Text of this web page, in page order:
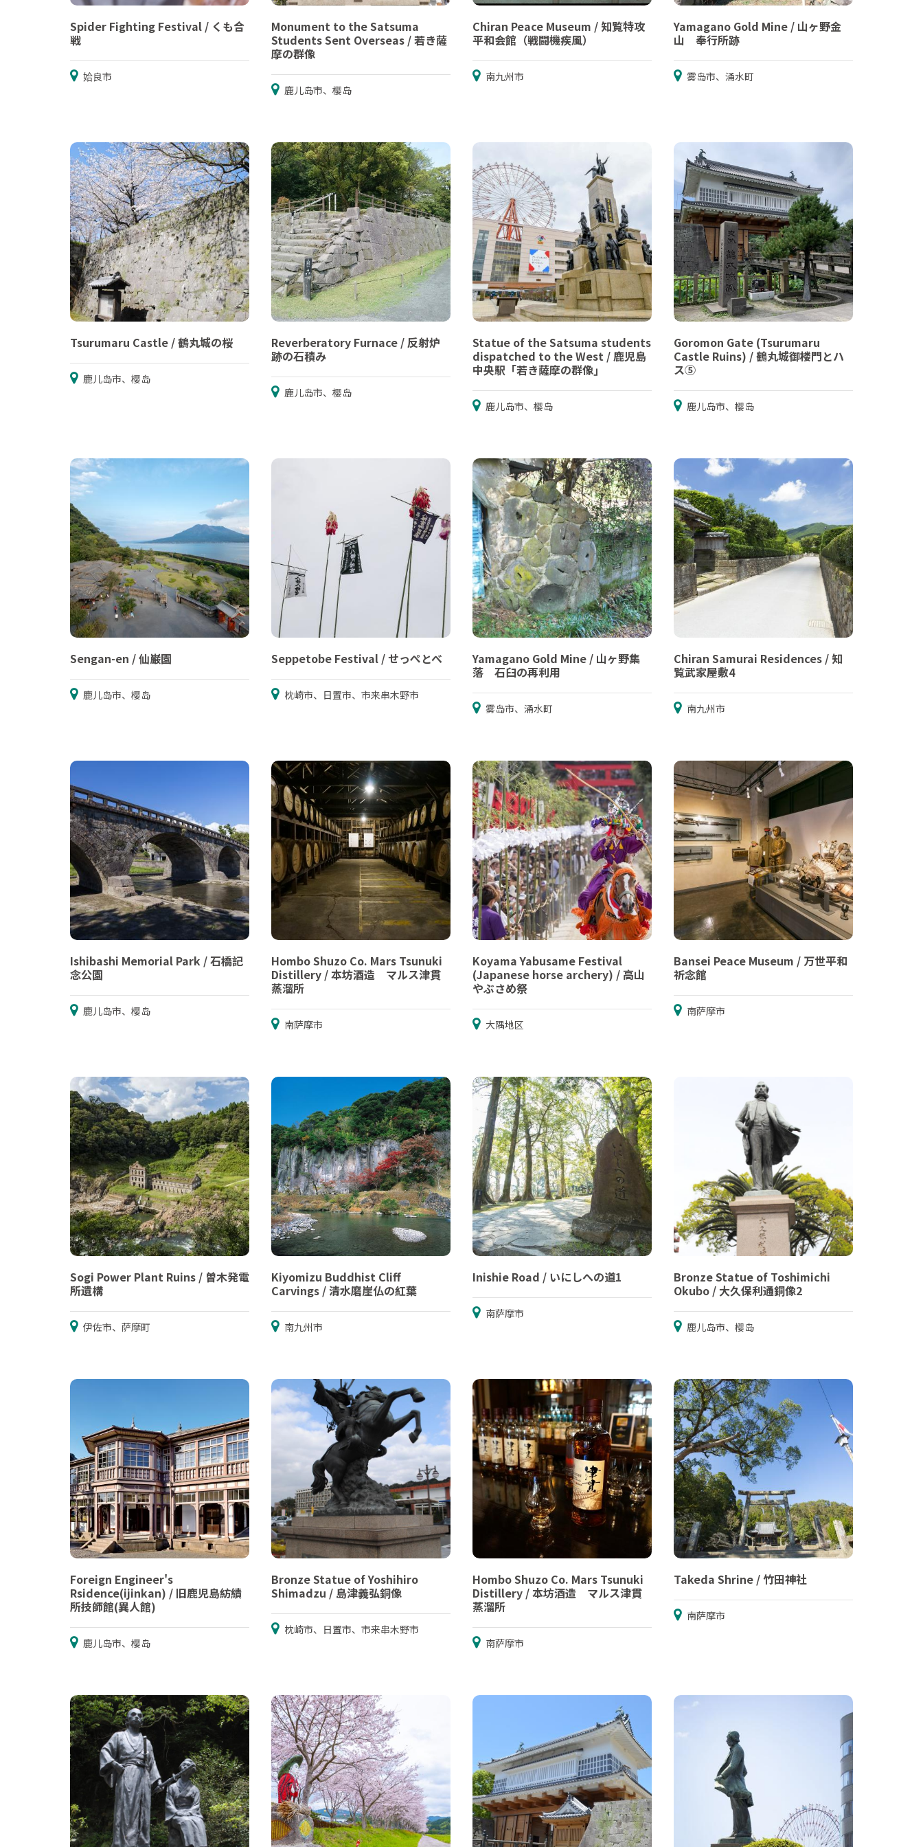
Spider Fighting Festival / くも合
戦
姶良市
Monument to the Satsuma
Students Sent Overseas / 若き薩
摩の群像
鹿儿岛市、樱岛
Chiran Peace Museum / 知覧特攻
平和会館（戦闘機疾風）
南九州市
Yamagano Gold Mine / 山ヶ野金
山 奉行所跡
雾岛市、涌水町
Tsurumaru Castle / 鶴丸城の桜
鹿儿岛市、樱岛
Reverberatory Furnace / 反射炉
跡の石積み
鹿儿岛市、樱岛
Statue of the Satsuma students
dispatched to the West / 鹿児島
中央駅「若き薩摩の群像」
鹿儿岛市、樱岛
Goromon Gate (Tsurumaru
Castle Ruins) / 鶴丸城御楼門とハ
ス⑤
鹿儿岛市、樱岛
Sengan-en / 仙巌園
鹿儿岛市、樱岛
Seppetobe Festival / せっぺとべ
枕崎市、日置市、市来串木野市
Yamagano Gold Mine / 山ヶ野集
落 石臼の再利用
雾岛市、涌水町
Chiran Samurai Residences / 知
覧武家屋敷4
南九州市
Ishibashi Memorial Park / 石橋記
念公園
鹿儿岛市、樱岛
Hombo Shuzo Co. Mars Tsunuki
Distillery / 本坊酒造 マルス津貫
蒸溜所
南萨摩市
Koyama Yabusame Festival
(Japanese horse archery) / 高山
やぶさめ祭
大隅地区
Bansei Peace Museum / 万世平和
祈念館
南萨摩市
Sogi Power Plant Ruins / 曽木発電
所遺構
伊佐市、萨摩町
Kiyomizu Buddhist Cliff
Carvings / 清水磨崖仏の紅葉
南九州市
Inishie Road / いにしへの道1
南萨摩市
Bronze Statue of Toshimichi
Okubo / 大久保利通銅像2
鹿儿岛市、樱岛
Foreign Engineer's
Rsidence(ijinkan) / 旧鹿児島紡績
所技師館(異人館)
鹿儿岛市、樱岛
Bronze Statue of Yoshihiro
Shimadzu / 島津義弘銅像
枕崎市、日置市、市来串木野市
Hombo Shuzo Co. Mars Tsunuki
Distillery / 本坊酒造 マルス津貫
蒸溜所
南萨摩市
Takeda Shrine / 竹田神社
南萨摩市